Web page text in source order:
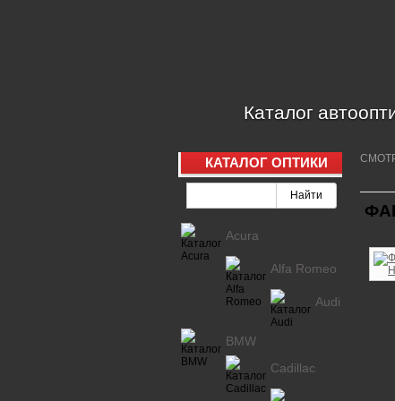
Каталог
КАТАЛОГ ОПТИКИ
Acura
Alfa Romeo
Audi
BMW
Cadillac